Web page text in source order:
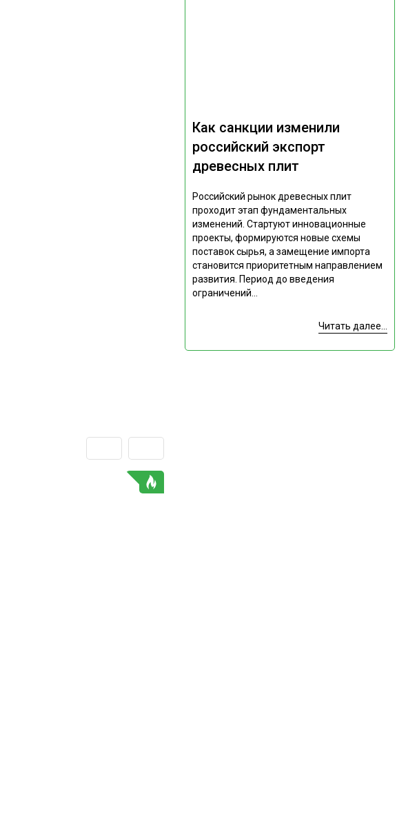
Как санкции изменили
российский экспорт
древесных плит
Российский рынок древесных плит
проходит этап фундаментальных
изменений. Стартуют инновационные
проекты, формируются новые схемы
поставок сырья, а замещение импорта
становится приоритетным направлением
развития. Период до введения
ограничений...
Читать далее...